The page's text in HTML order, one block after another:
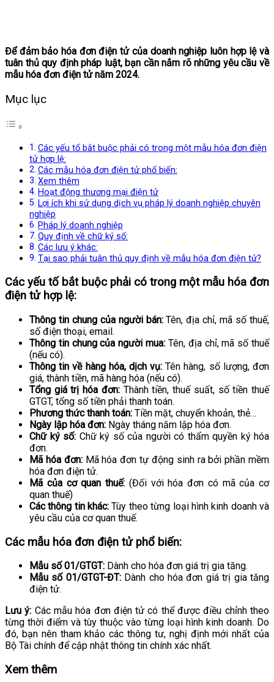
Để đảm bảo hóa đơn điện tử của doanh nghiệp luôn hợp lệ và
tuân thủ quy định pháp luật, bạn cần nắm rõ những yêu cầu về
mẫu hóa đơn điện tử năm 2024.
Mục lục
Các yếu tố bắt buộc phải có trong một mẫu hóa đơn điện
tử hợp lệ:
Các mẫu hóa đơn điện tử phổ biến:
Xem thêm
Hoạt động thương mại điện tử
Lợi ích khi sử dụng dịch vụ pháp lý doanh nghiệp chuyên
nghiệp
Pháp lý doanh nghiệp
Quy định về chữ ký số:
Các lưu ý khác:
Tại sao phải tuân thủ quy định về mẫu hóa đơn điện tử?
Các yếu tố bắt buộc phải có trong một mẫu hóa đơn
điện tử hợp lệ:
Thông tin chung của người bán:Tên, địa chỉ, mã số thuế,
số điện thoại, email.
Thông tin chung của người mua: Tên, địa chỉ, mã số thuế
(nếu có).
Thông tin về hàng hóa, dịch vụ: Tên hàng, số lượng, đơn
giá, thành tiền, mã hàng hóa (nếu có).
Tổng giá trị hóa đơn:Thành tiền, thuế suất, số tiền thuế
GTGT, tổng số tiền phải thanh toán.
Phương thức thanh toán: Tiền mặt, chuyển khoản, thẻ…
Ngày lập hóa đơn: Ngày tháng năm lập hóa đơn.
Chữ ký số: Chữ ký số của người có thẩm quyền ký hóa
đơn.
Mã hóa đơn:Mã hóa đơn tự động sinh ra bởi phần mềm
hóa đơn điện tử.
Mã của cơ quan thuế: (Đối với hóa đơn có mã của cơ
quan thuế)
Các thông tin khác: Tùy theo từng loại hình kinh doanh và
yêu cầu của cơ quan thuế.
Các mẫu hóa đơn điện tử phổ biến:
Mẫu số 01/GTGT: Dành cho hóa đơn giá trị gia tăng.
Mẫu số 01/GTGT-ĐT:Dành cho hóa đơn giá trị gia tăng
điện tử.
Lưu ý: Các mẫu hóa đơn điện tử có thể được điều chỉnh theo
từng thời điểm và tùy thuộc vào từng loại hình kinh doanh. Do
đó, bạn nên tham khảo các thông tư, nghị định mới nhất của
Bộ Tài chính để cập nhật thông tin chính xác nhất.
Xem thêm